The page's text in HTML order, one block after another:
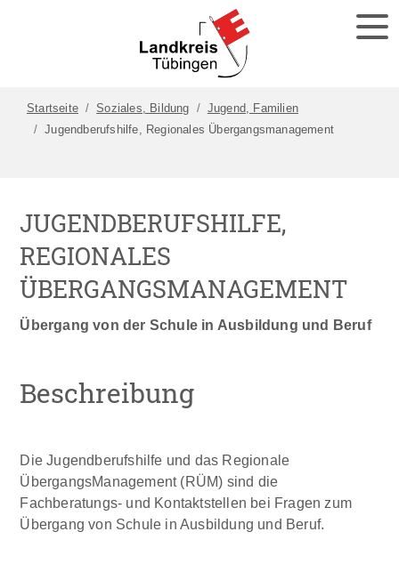
Startseite Soziales, Bildung
Jugend, Familien
Jugendberufshilfe, Regionales Übergangsmanagement
JUGENDBERUFSHILFE,
REGIONALES
ÜBERGANGSMANAGEMENT
Übergang von der Schule in Ausbildung und Beruf
Beschreibung
Die Jugendberufshilfe und das Regionale
ÜbergangsManagement (RÜM) sind die
Fachberatungs- und Kontaktstellen bei Fragen zum
Übergang von Schule in Ausbildung und Beruf.